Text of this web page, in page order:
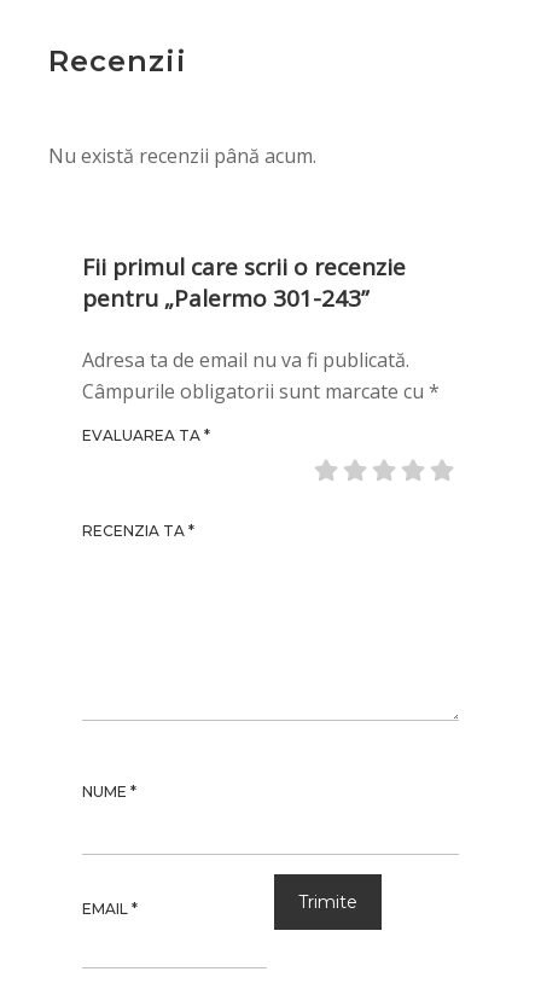
Recenzii
Nu există recenzii până acum.
Fii primul care scrii o recenzie
pentru „Palermo 301-243”
Adresa ta de email nu va fi publicată.
Câmpurile obligatorii sunt marcate cu *
EVALUAREA TA *
RECENZIA TA *
NUME *
EMAIL *